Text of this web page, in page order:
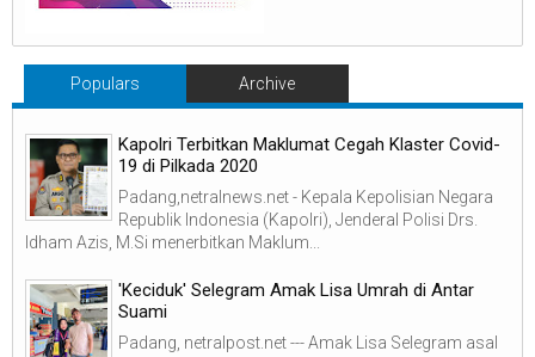
Populars Archive
Kapolri Terbitkan Maklumat Cegah Klaster Covid-
19 di Pilkada 2020
Padang,netralnews.net - Kepala Kepolisian Negara
Republik Indonesia (Kapolri), Jenderal Polisi Drs.
Idham Azis, M.Si menerbitkan Maklum...
'Keciduk' Selegram Amak Lisa Umrah di Antar
Suami
Padang, netralpost.net --- Amak Lisa Selegram asal